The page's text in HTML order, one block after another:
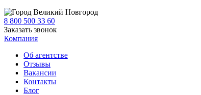
Великий Новгород
8 800 500 33 60
Заказать звонок
Компания
Об агентстве
Отзывы
Вакансии
Контакты
Блог